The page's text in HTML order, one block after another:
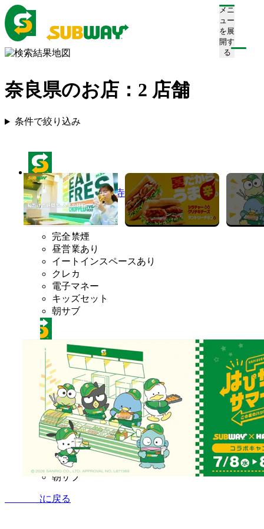
メニ
ュー
を展
開す
る
奈良県のお店： 2 店舗
条件で絞り込み
サブウェイ 近鉄西大寺駅前店
営業終了
完全禁煙
昼営業あり
イートインスペースあり
クレカ
電子マネー
キッズセット
朝サブ
サブウェイ パラディ学園前店
営業終了
完全禁煙
昼営業あり
イートインスペースあり
クレカ
電子マネー
キッズセット
朝サブ
店舗検索に戻る